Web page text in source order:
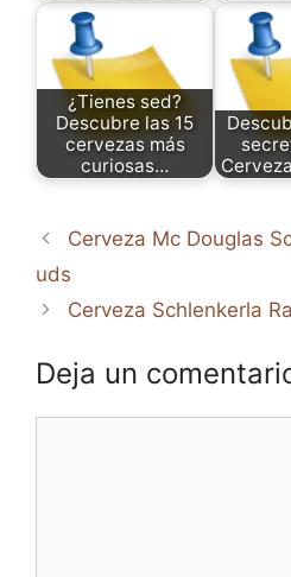
¿Tienes sed?
Descubre las 15
cervezas más
curiosas…
Cerveza Mc Douglas
uds
Cerveza Schlenkerla
Deja un